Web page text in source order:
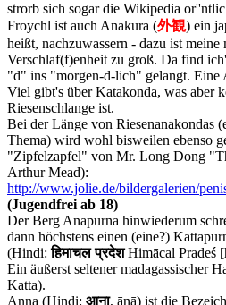
strorb sich sogar die Wikipedia
Froychl ist auch Anakura (外観) ein
heißt, nachzuwassern - dazu ist meine
Verschlaf(f)enheit zu groß. Da find
"d" ins "morgen-d-lich" gelangt. Eine
Viel gibt's über Katakonda, was aber
Riesenschlange ist.
Bei der Länge von Riesenanakondas
Thema) wird wohl bisweilen ebenso
"Zipfelzapfel" von Mr. Long Dong
Arthur Mead):
http://www.jolie.de/bildergalerien/
(Jugendfrei ab 18)
Der Berg Anapurna hinwiederum
dann höchstens einen (eine?)
(Hindi:हिमाचल प्रदेशHimācal Pradeś
Ein äußerst seltener madagassischer
Katta).
Anna (Hindi: आना, ānā) ist die